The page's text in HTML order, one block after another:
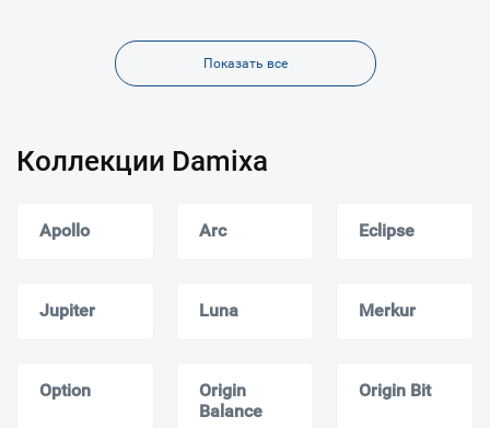
Показать все
Коллекции Damixa
Apollo Arc Eclipse
Jupiter Luna Merkur
Option
Origin
Balance
Origin Bit